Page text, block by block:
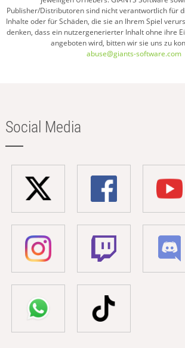
Publisher/Distributoren sind nicht verantwortlich für
Inhalte oder für Schäden, die sie an Ihrem Spiel
denken, dass ein nutzergenerierter Inhalt ohne ihre
angeboten wird, bitten wir sie uns zu
abuse@giants-software.com
Social Media